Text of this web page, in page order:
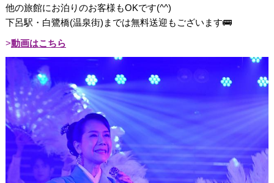
他の旅館にお泊りのお客様もOKです(^^)
下呂駅・白鷺橋(温泉街)までは無料送迎もございます🚌
動画はこちら